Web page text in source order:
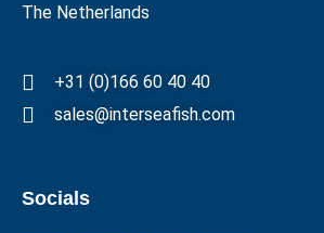
The Netherlands
+31 (0)166 60 40 40
sales@interseafish.com
Socials